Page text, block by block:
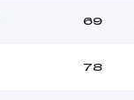
69
78